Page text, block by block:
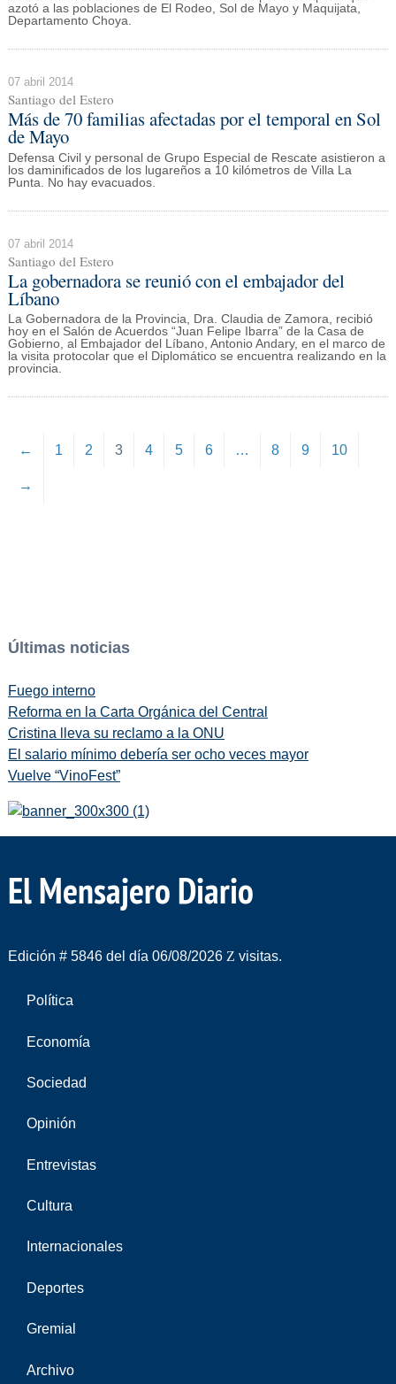
azotó a las poblaciones de El Rodeo, Sol de Mayo y Maquijata,
Departamento Choya.
07 abril 2014
Santiago del Estero
Más de 70 familias afectadas por el temporal en Sol
de Mayo
Defensa Civil y personal de Grupo Especial de Rescate asistieron a
los daminificados de los lugareños a 10 kilómetros de Villa La
Punta. No hay evacuados.
07 abril 2014
Santiago del Estero
La gobernadora se reunió con el embajador del
Líbano
La Gobernadora de la Provincia, Dra. Claudia de Zamora, recibió
hoy en el Salón de Acuerdos “Juan Felipe Ibarra” de la Casa de
Gobierno, al Embajador del Líbano, Antonio Andary, en el marco de
la visita protocolar que el Diplomático se encuentra realizando en la
provincia.
← 1 2 3 4 5 6 … 8 9 10
→
Últimas noticias
Fuego interno
Reforma en la Carta Orgánica del Central
Cristina lleva su reclamo a la ONU
El salario mínimo debería ser ocho veces mayor
Vuelve “VinoFest”
El Mensajero Diario
Edición # 5846 del día 06/08/2026 visitas.
Política
Economía
Sociedad
Opinión
Entrevistas
Cultura
Internacionales
Deportes
Gremial
Archivo